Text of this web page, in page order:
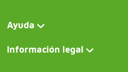
Ayuda
Información legal